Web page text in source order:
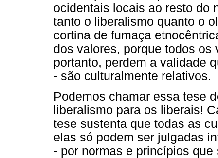
ocidentais locais ao resto do
tanto o liberalismo quanto o
cortina de fumaça
dos valores, porque todos os
portanto, perdem a validade
- são culturalmente relativos.
Podemos chamar essa tese
liberalismo para os liberais!
tese sustenta que todas as
elas só podem ser julgadas
- por normas e princípios